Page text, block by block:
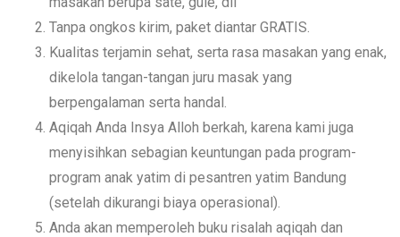
Tanpa ongkos kirim, paket diantar GRATIS.
Kualitas terjamin sehat, serta rasa masakan yang enak,
dikelola tangan-tangan juru masak yang
berpengalaman serta handal.
Aqiqah Anda Insya Alloh berkah, karena kami juga
menyisihkan sebagian keuntungan pada program-
program anak yatim di pesantren yatim Bandung
(setelah dikurangi biaya operasional).
Anda akan memperoleh buku risalah aqiqah dan